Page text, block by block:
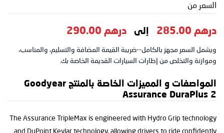
السعر من
درهم 285.00 إلى درهم 290.00
ويشمل السعر مجهز بالكامل--ضريبة القيمة المضافة والتسليم، والمناسب،
وموازنة والتخلص من إطارات السيارات القديمة الخاصة بك.
المواصفات و المميزات الخاصة بالمنتج Goodyear
Assurance DuraPlus 2
The Assurance TripleMax is engineered with Hydro Grip technology
and DuPoint Kevlar technology, allowing drivers to ride confidently